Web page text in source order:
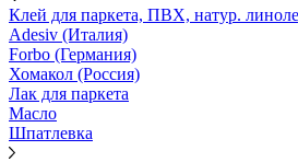
Клей для паркета, ПВХ, натур.
Adesiv (Италия)
Forbo (Германия)
Хомакол (Россия)
Лак для паркета
Масло
Шпатлевка